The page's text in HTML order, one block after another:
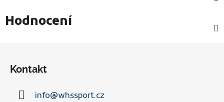
Hodnocení
Kontakt
info@whssport.cz